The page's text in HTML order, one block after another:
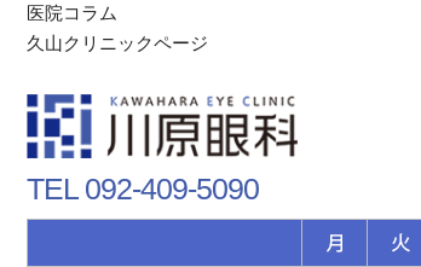
医院コラム
久山クリニックページ
TEL 092-409-5090